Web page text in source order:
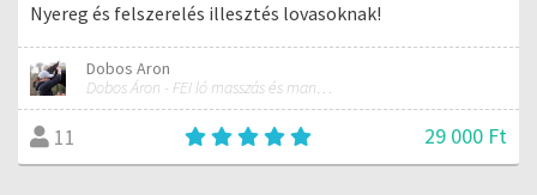
Nyereg és felszerelés illesztés lovasoknak!
Dobos Aron
Dobos Áron - FEI ló masszás és manuálterapeuta
11 29 000 Ft